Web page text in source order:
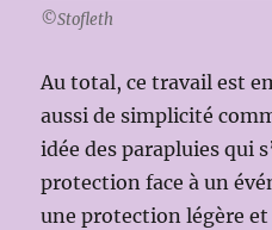
©Stofleth
Au total, ce travail est
aussi de simplicité
idée des parapluies qui
protection face à un
une protection légère